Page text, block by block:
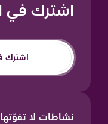
اشترك في
اشترك
نشاطات لا